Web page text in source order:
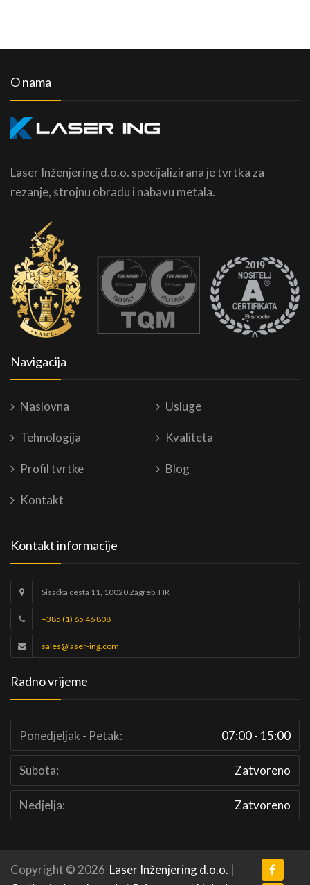
O nama
Laser Inženjering d.o.o. specijalizirana je tvrtka za
rezanje, strojnu obradu i nabavu metala.
Navigacija
Naslovna Usluge
Tehnologija Kvaliteta
Profil tvrtke Blog
Kontakt
Kontakt informacije
Sisačka cesta 11, 10020 Zagreb, HR
+385 (1) 65 46 808
sales@laser-ing.com
Radno vrijeme
Ponedjeljak - Petak: 07:00 - 15:00
Subota: Zatvoreno
Nedjelja: Zatvoreno
Copyright © 2026 Laser Inženjering d.o.o. |